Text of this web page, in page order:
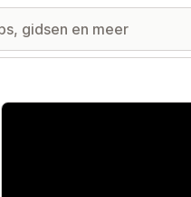
Galerij met uitgelichte